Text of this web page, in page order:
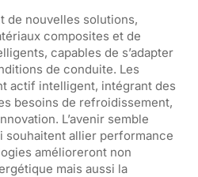
de nouvelles solutions,
composites et de
capables de s’adapter
de conduite. Les
actif intelligent, intégrant des
besoins de refroidissement,
L’avenir semble
souhaitent allier performance
amélioreront non
mais aussi la